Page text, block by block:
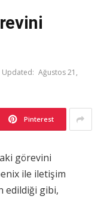
Updated: Ağustos 21,
Pinterest
görevini
ile iletişim
edildiği gibi,